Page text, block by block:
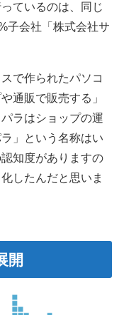
ているのは、同じ
子会社「株式会社サ
で作られたパソコ
通販で販売する」
ラはショップの運
」という名称はい
知度がありますの
したんだと思いま
開